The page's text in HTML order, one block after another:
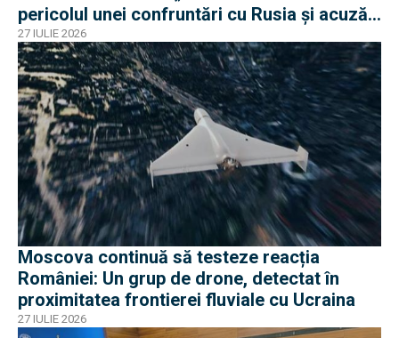
pericolul unei confruntări cu Rusia și acuză
o „înscenare propagandistă”
27 IULIE 2026
Moscova continuă să testeze reacția
României: Un grup de drone, detectat în
proximitatea frontierei fluviale cu Ucraina
27 IULIE 2026